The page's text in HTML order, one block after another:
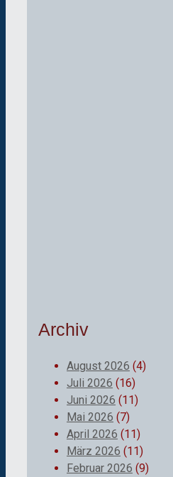
Archiv
August 2026 (4)
Juli 2026 (16)
Juni 2026 (11)
Mai 2026 (7)
April 2026 (11)
März 2026 (11)
Februar 2026 (9)